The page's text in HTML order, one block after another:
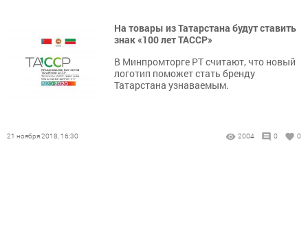
На товары из Татарстана будут ставить
знак «100 лет ТАССР»
В Минпромторге РТ считают, что новый
логотип поможет стать бренду
Татарстана узнаваемым.
21 ноября 2018, 16:30 2004 0 0